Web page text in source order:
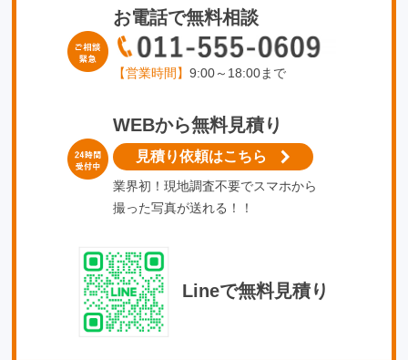
お電話で無料相談
【営業時間】 9:00～18:00まで
WEBから無料見積り
見積り依頼はこちら
業界初！現地調査不要でスマホから
撮った写真が送れる！！
Lineで無料見積り